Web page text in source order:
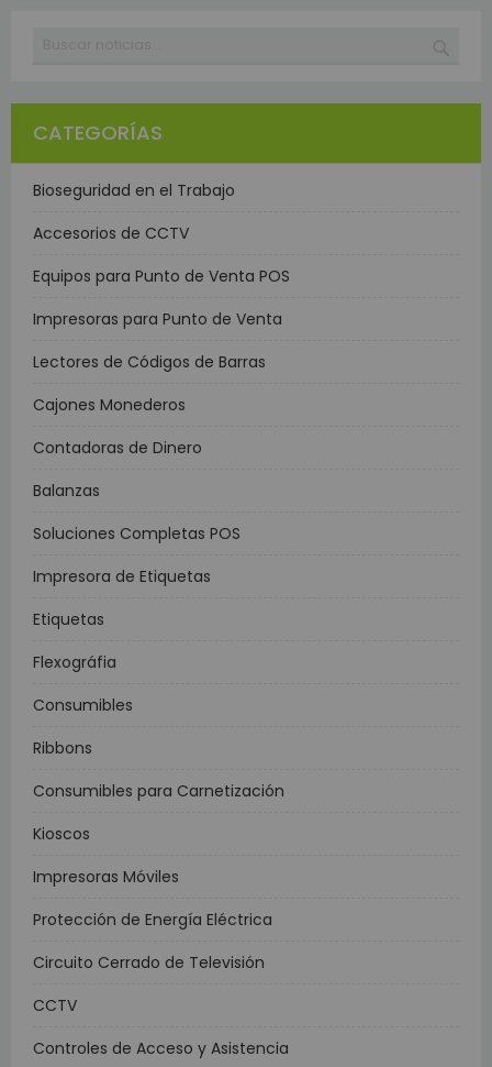
CATEGORÍAS
Bioseguridad en el Trabajo
Accesorios de CCTV
Equipos para Punto de Venta POS
Impresoras para Punto de Venta
Lectores de Códigos de Barras
Cajones Monederos
Contadoras de Dinero
Balanzas
Soluciones Completas POS
Impresora de Etiquetas
Etiquetas
Flexográfia
Consumibles
Ribbons
Consumibles para Carnetización
Kioscos
Impresoras Móviles
Protección de Energía Eléctrica
Circuito Cerrado de Televisión
CCTV
Controles de Acceso y Asistencia